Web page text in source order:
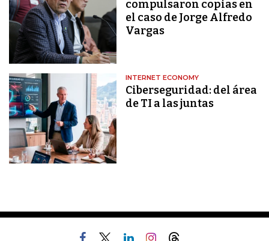
compulsaron copias en
el caso de Jorge Alfredo
Vargas
INTERNET ECONOMY
Ciberseguridad: del área
de TI a las juntas